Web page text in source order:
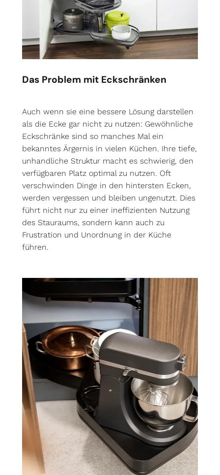
Das Problem mit Eckschränken
Auch wenn sie eine bessere Lösung darstellen
als die Ecke gar nicht zu nutzen: Gewöhnliche
Eckschränke sind so manches Mal ein
bekanntes Ärgernis in vielen Küchen. Ihre tiefe,
unhandliche Struktur macht es schwierig, den
verfügbaren Platz optimal zu nutzen. Oft
verschwinden Dinge in den hintersten Ecken,
werden vergessen und bleiben ungenutzt. Dies
führt nicht nur zu einer ineffizienten Nutzung
des Stauraums, sondern kann auch zu
Frustration und Unordnung in der Küche
führen.